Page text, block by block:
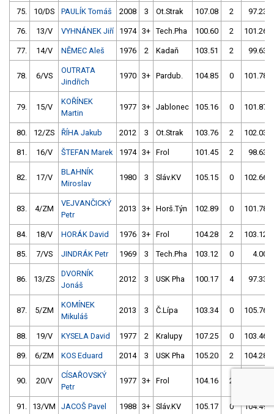
75. 10/DS PAULÍK Tomáš 2008 3 Ot.Strak 107.08 2 97.23
76. 13/V VYHNÁNEK Jiří 1974 3+ Tech.Pha 100.60 2 101.26
77. 14/V NĚMEC Aleš 1976 2 Kadaň 103.51 2 99.63
78. 6/VS
OUTRATA
Jindřich
1970 3+ Pardub. 104.85 0 101.78
79. 15/V
KOŘÍNEK
Martin
1977 3+ Jablonec 105.16 0 101.87
80. 12/ZS ŘÍHA Jakub 2012 3 Ot.Strak 103.76 2 102.03
81. 16/V ŠTEFAN Marek 1974 3+ Frol 101.45 2 98.63
82. 17/V
BLAHNÍK
Miroslav
1980 3 Sláv.KV 105.15 0 102.66
83. 4/ZM
VEJVANČICKÝ
Petr
2013 3+ Horš.Týn 102.89 0 101.78
84. 18/V HORÁK David 1976 3+ Frol 104.28 2 103.12
85. 7/VS JINDRÁK Petr 1969 3 Tech.Pha 103.12 0 4.00
86. 13/ZS
DVORNÍK
Jonáš
2012 3 USK Pha 100.17 4 97.33
87. 5/ZM
KOMÍNEK
Mikuláš
2013 3 Č.Lípa 103.34 0 105.76
88. 19/V KYSELA David 1977 2 Kralupy 107.25 0 103.46
89. 6/ZM KOS Eduard 2014 3 USK Pha 105.20 2 104.28
90. 20/V
CÍSAŘOVSKÝ
Petr
1977 3+ Frol 104.16 2
91. 13/VM JACOŠ Pavel 1988 3+ Sláv.KV 105.17 0 104.49